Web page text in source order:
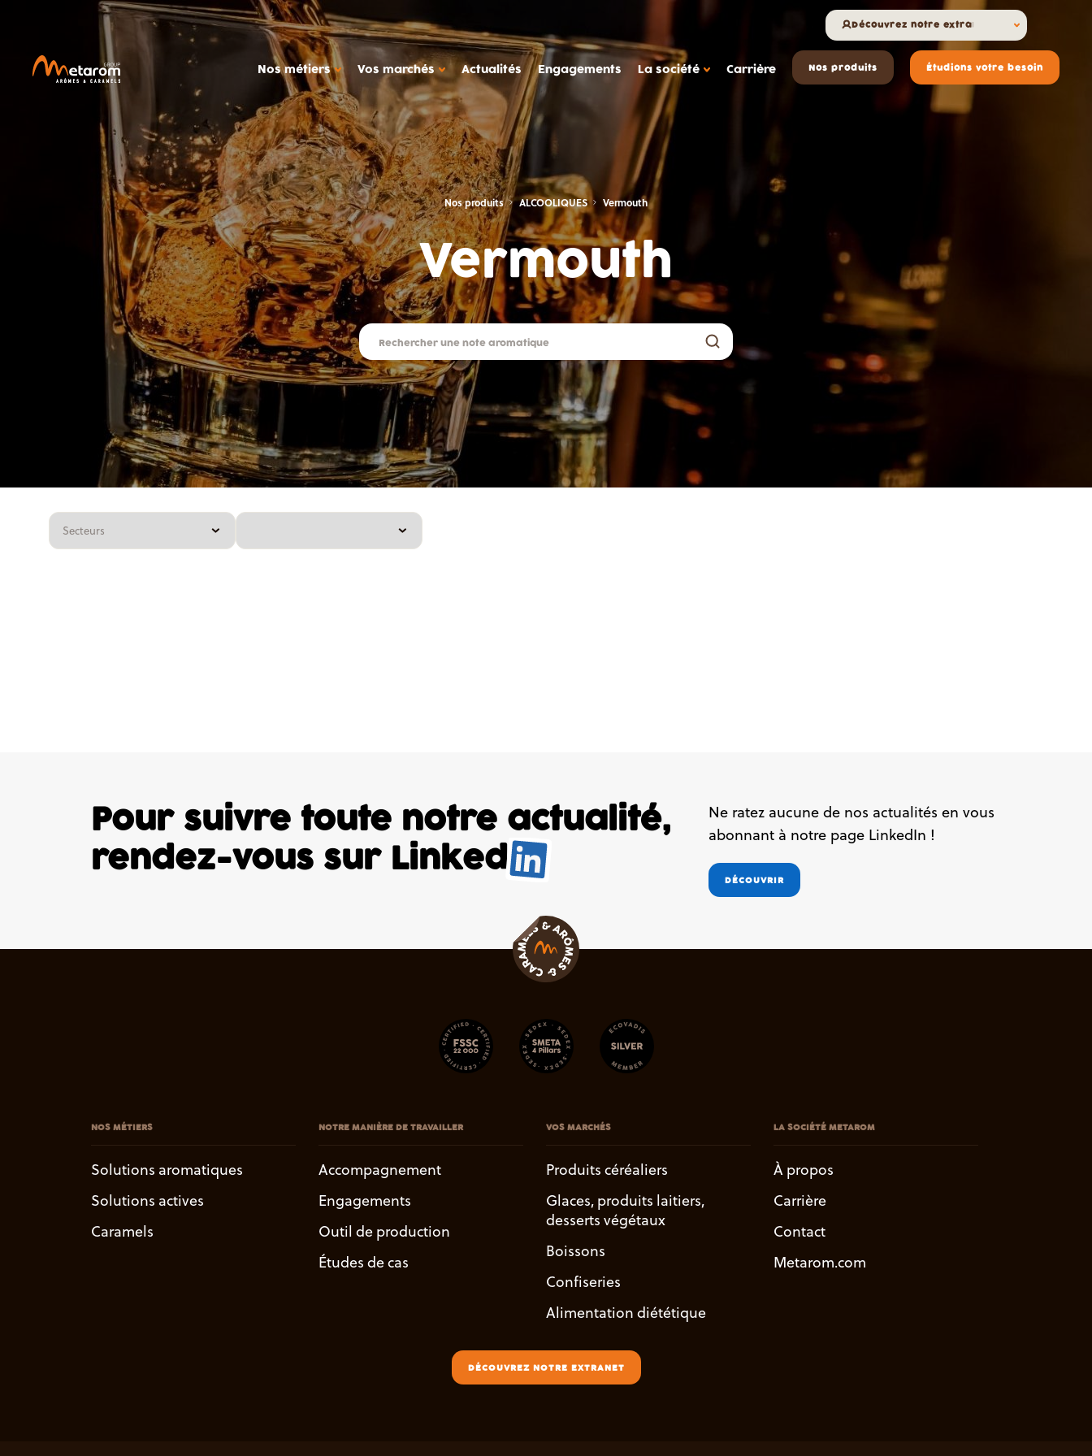
Nos métiers
NOS MÉTIERS
Solutions aromatiques
Solutions actives
Caramels
NOTRE MANIÈRE DE TRAVAILLER
Accompagnement
Outil de production
Études de cas
Vos marchés
MARCHÉS
Produits céréaliers
Glaces, produits laitiers, desserts végétaux
Boissons
Confiseries
Alimentation diététique
Actualités Engagements La société
LA SOCIÉTÉ METAROM
La société
FAQ
Contact
Metarom.com
Carrière Nos produits Étudions votre besoin
Découvrez notre extranet
Nos produits ALCOOLIQUES Vermouth
Vermouth
Pour suivre toute notre actualité,
rendez-vous sur Linked
Ne ratez aucune de nos actualités en vous
abonnant à notre page LinkedIn !
DÉCOUVRIR
NOS MÉTIERS
Solutions aromatiques
Solutions actives
Caramels
NOTRE MANIÈRE DE TRAVAILLER
Accompagnement
Engagements
Outil de production
Études de cas
VOS MARCHÉS
Produits céréaliers
Glaces, produits laitiers,
desserts végétaux
Boissons
Confiseries
Alimentation diététique
LA SOCIÉTÉ METAROM
À propos
Carrière
Contact
Metarom.com
DÉCOUVREZ NOTRE EXTRANET